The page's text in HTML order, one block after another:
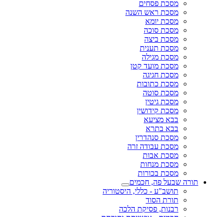
מסכת פסחים
מסכת ראש השנה
מסכת יומא
מסכת סוכה
מסכת ביצה
מסכת תענית
מסכת מגילה
מסכת מועד קטן
מסכת חגיגה
מסכת כתובות
מסכת סוטה
מסכת גיטין
מסכת קידושין
בבא מציעא
בבא בתרא
מסכת סנהדרין
מסכת עבודה זרה
מסכת אבות
מסכת מנחות
מסכת בכורות
תורה שבעל פה, חכמים
תושב"ע - כללי, היסטוריה
תורת הסוד
רבנות, פסיקת הלכה